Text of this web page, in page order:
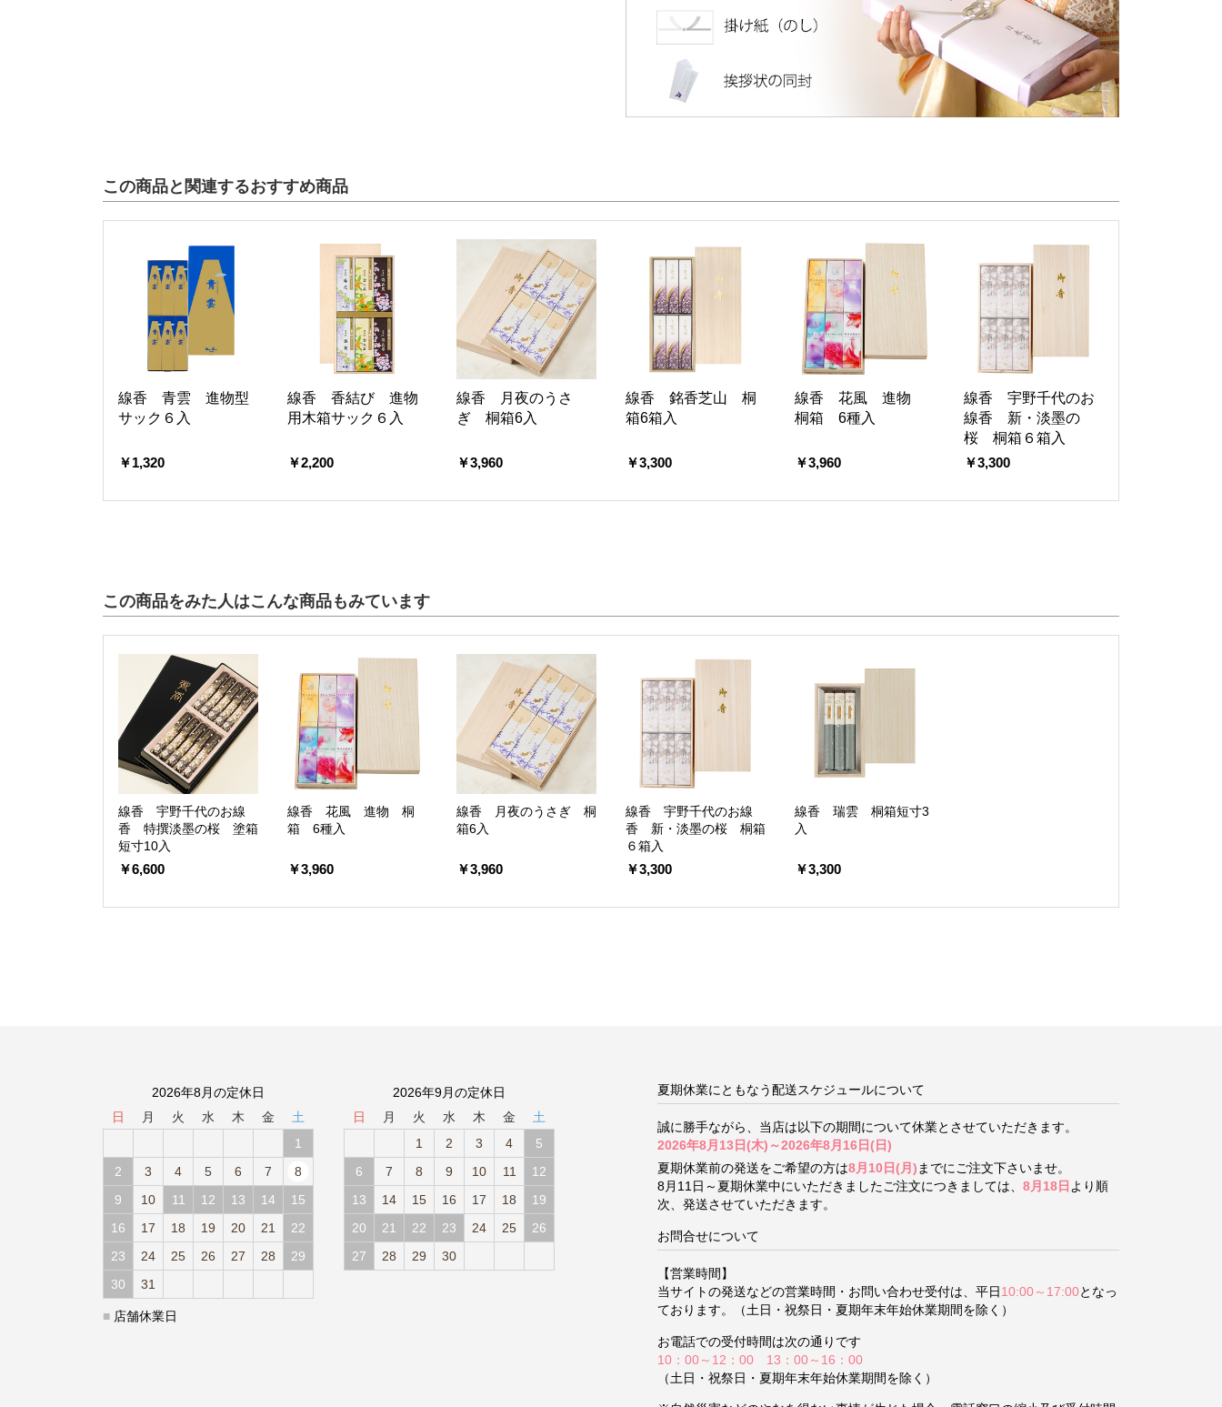
この商品と関連するおすすめ商品
線香 青雲 進物型
サック６入
￥1,320
線香 香結び 進物
用木箱サック６入
￥2,200
線香 月夜のうさ
ぎ 桐箱6入
￥3,960
線香 銘香芝山 桐
箱6箱入
￥3,300
線香 花風 進物
桐箱 6種入
￥3,960
線香 宇野千代のお
線香 新・淡墨の
桜 桐箱６箱入
￥3,300
この商品をみた人はこんな商品もみています
線香 宇野千代のお線
香 特撰淡墨の桜 塗箱
短寸10入
￥6,600
線香 花風 進物 桐
箱 6種入
￥3,960
線香 月夜のうさぎ 桐
箱6入
￥3,960
線香 宇野千代のお線
香 新・淡墨の桜 桐箱
６箱入
￥3,300
線香 瑞雲 桐箱短寸3
入
￥3,300
2026年8月の定休日
日
月 火 水 木 金
土
1
2
3 4 5 6 7
8
9
10 11 12 13 14
15
16
17 18 19 20 21
22
23
24 25 26 27 28
29
30
31
2026年9月の定休日
日
月 火 水 木 金
土
1
2 3 4
5
6
7 8 9 10 11
12
13
14 15 16 17 18
19
20
21 22 23 24 25
26
27
28 29 30
■ 店舗休業日
夏期休業にともなう配送スケジュールについて
誠に勝手ながら、当店は以下の期間について休業とさせていただきます。
2026年8月13日(木)～2026年8月16日(日)
夏期休業前の発送をご希望の方は8月10日(月)までにご注文下さいませ。
8月11日～夏期休業中にいただきましたご注文につきましては、 8月18日 より順
次、発送させていただきます。
お問合せについて
【営業時間】
当サイトの発送などの営業時間・お問い合わせ受付は、平日10:00～17:00となっ
ております。（土日・祝祭日・夏期年末年始休業期間を除く）
お電話での受付時間は次の通りです
10：00～12：00 13：00～16：00
（土日・祝祭日・夏期年末年始休業期間を除く）